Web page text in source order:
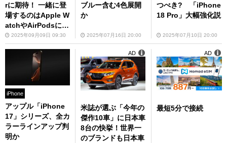
rに期待！ 一緒に登
場するのはApple W
atchやAirPodsに、
MacBook!?
2025年09月09日 09:30
ブルー含む4色展開
か
2025年07月16日 20:00
つべき? 「iPhone
18 Pro」大幅強化説
2025年07月10日 20:00
iPhone
アップル「iPhone
17」シリーズ、全カ
ラーラインアップ判
明か
米誌が選ぶ「今年の
傑作10車」に日本車
8台の快挙！世界一
のブランドも日本車
AD
最短5分で接続
AD